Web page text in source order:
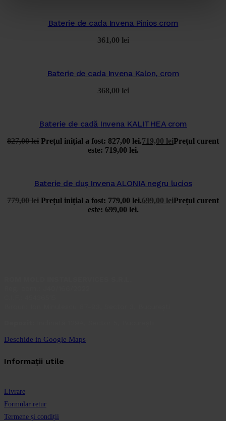
Baterie de cada Invena Pinios crom
361,00 lei
Baterie de cada Invena Kalon, crom
368,00 lei
Baterie de cadă Invena KALITHEA crom
827,00lei Prețul inițial a fost: 827,00 lei.719,00 leiPrețul curent
este: 719,00 lei.
Baterie de duș Invena ALONIA negru lucios
779,00lei Prețul inițial a fost: 779,00 lei.699,00 leiPrețul curent
este: 699,00 lei.
Deschide in Google Maps
Informații utile
Livrare
Formular retur
Termene și condiții